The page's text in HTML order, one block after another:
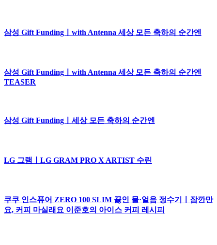
삼성 Gift Fundingㅣwith Antenna 세상 모든 축하의 순간엔
삼성 Gift Fundingㅣwith Antenna 세상 모든 축하의 순간엔
TEASER
삼성 Gift Fundingㅣ세상 모든 축하의 순간엔
LG 그램ㅣLG GRAM PRO X ARTIST 수린
쿠쿠 인스퓨어 ZERO 100 SLIM 끓인 물·얼음 정수기ㅣ잠깐만
요, 커피 마실래요 이준호의 아이스 커피 레시피